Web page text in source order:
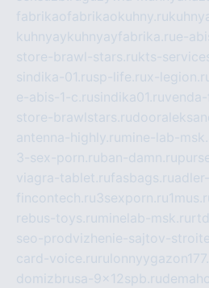
fabrikaofabrikaokuhny.ru
kuhnyaykuhnyayfabrika.rue-
store-brawl-stars.rukts-
sindika-01.rusp-life.rux-
e-abis-1-c.rusindika01.ru
store-brawlstars.ru
antenna-highly.ru mine-lab-
3-sex-porn.ruban-damn.ru
viagra-tablet.rufasbags.ru
fincontech.ru3sexporn.ru
rebus-toys.ru minelab-msk.ru
seo-prodvizhenie-sajtov-
card-voice.ru
domizbrusa-9x12spb.ru